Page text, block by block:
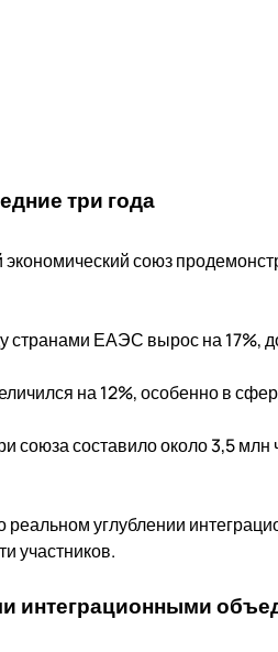
три года
союз
странами ЕАЭС вырос на 17%,
на 12%, особенно в
союза составило около 3,5 млн
реальном углублении
участников.
интеграционными